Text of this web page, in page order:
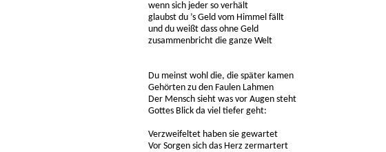
wenn sich jeder so verhält
glaubst du ’s Geld vom Himmel fällt
und du weißt dass ohne Geld
zusammenbricht die ganze Welt
Du meinst wohl die, die später kamen
Gehörten zu den Faulen Lahmen
Der Mensch sieht was vor Augen steht
Gottes Blick da viel tiefer geht:
Verzweifeltet haben sie gewartet
Vor Sorgen sich das Herz zermartert